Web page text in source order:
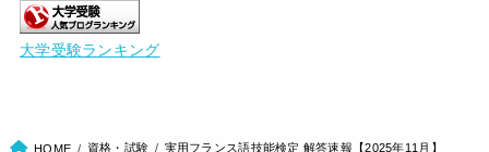
大学受験ランキング
HOME 資格・試験 実用フランス語技能検定 解答速報【2025年11月】